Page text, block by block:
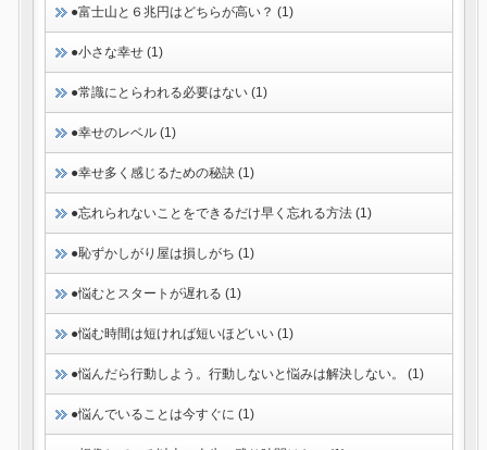
●富士山と６兆円はどちらが高い？ (1)
●小さな幸せ (1)
●常識にとらわれる必要はない (1)
●幸せのレベル (1)
●幸せ多く感じるための秘訣 (1)
●忘れられないことをできるだけ早く忘れる方法 (1)
●恥ずかしがり屋は損しがち (1)
●悩むとスタートが遅れる (1)
●悩む時間は短ければ短いほどいい (1)
●悩んだら行動しよう。行動しないと悩みは解決しない。 (1)
●悩んでいることは今すぐに (1)